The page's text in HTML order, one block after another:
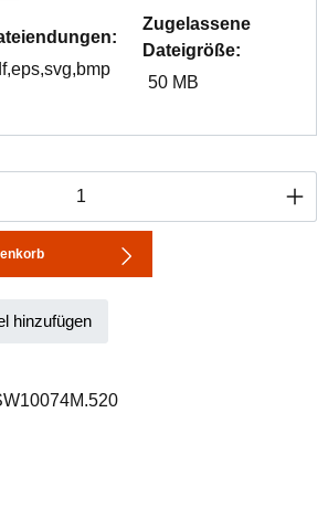
Zugelassene
Dateigröße:
50 MB
Gib den gewünschten
hinzufügen